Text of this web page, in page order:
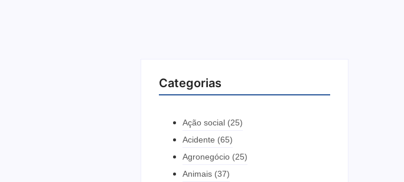
Categorias
Ação social (25)
Acidente (65)
Agronegócio (25)
Animais (37)